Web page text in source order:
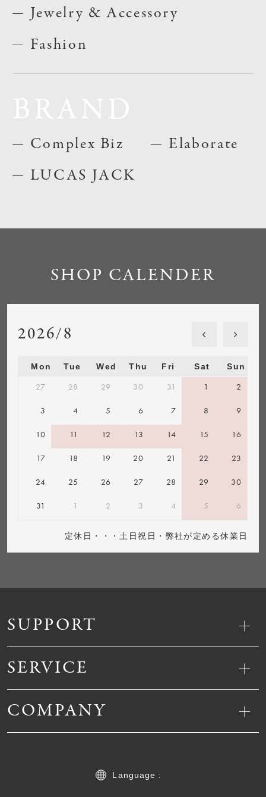
Jewelry & Accessory
Fashion
Complex Biz
LUCAS JACK
Elaborate
SUPPORT
SERVICE
COMPANY
Language :
SHOP CALENDER
2026/8
Mon Tue Wed Thu Fri Sat Sun
27 28 29 30 31 1 2
3 4 5 6 7 8 9
10 11 12 13 14 15 16
17 18 19 20 21 22 23
24 25 26 27 28 29 30
31 1 2 3 4 5 6
定休日・・・土日祝日・弊社が定める休業日